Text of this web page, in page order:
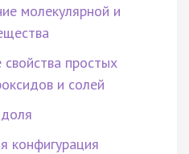
молекулярной и
простых
и солей
конфигурация